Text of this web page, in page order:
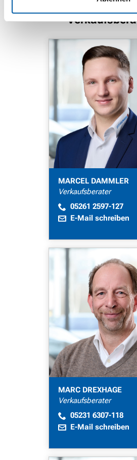
MARCEL DAMMLER
Verkaufsberater
05261 2597-127
E-Mail schreiben
MARC DREXHAGE
Verkaufsberater
05231 6307-118
E-Mail schreiben